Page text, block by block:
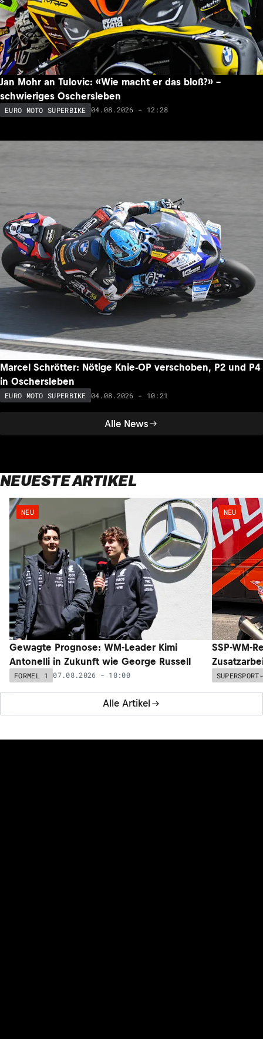
Alle News
Jan Mohr an Tulovic: «Wie macht er das bloß?» –
schwieriges Oschersleben
EURO MOTO SUPERBIKE 04.08.2026 - 12:28
Marcel Schrötter: Nötige Knie-OP verschoben, P2 und P4
in Oschersleben
EURO MOTO SUPERBIKE 04.08.2026 - 10:21
NEUESTE ARTIKEL
Alle Artikel
NEU
Gewagte Prognose: WM-Leader Kimi
Antonelli in Zukunft wie George Russell
FORMEL 1 07.08.2026 - 18:00
NEU
SSP-WM-
SUPERSPORT-